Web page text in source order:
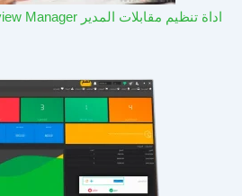
اداة تنظيم مقابلات المدير Interview Manager